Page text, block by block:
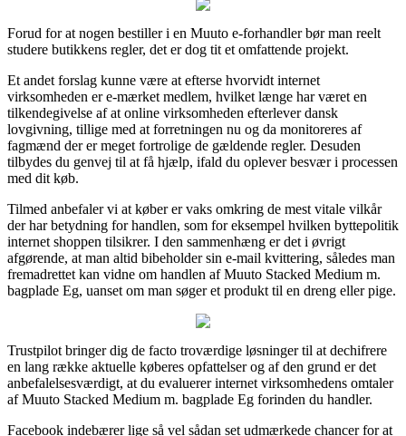
Forud for at nogen bestiller i en Muuto e-forhandler bør man reelt
studere butikkens regler, det er dog tit et omfattende projekt.
Et andet forslag kunne være at efterse hvorvidt internet
virksomheden er e-mærket medlem, hvilket længe har været en
tilkendegivelse af at online virksomheden efterlever dansk
lovgivning, tillige med at forretningen nu og da monitoreres af
fagmænd der er meget fortrolige de gældende regler. Desuden
tilbydes du genvej til at få hjælp, ifald du oplever besvær i processen
med dit køb.
Tilmed anbefaler vi at køber er vaks omkring de mest vitale vilkår
der har betydning for handlen, som for eksempel hvilken byttepolitik
internet shoppen tilsikrer. I den sammenhæng er det i øvrigt
afgørende, at man altid bibeholder sin e-mail kvittering, således man
fremadrettet kan vidne om handlen af Muuto Stacked Medium m.
bagplade Eg, uanset om man søger et produkt til en dreng eller pige.
Trustpilot bringer dig de facto troværdige løsninger til at dechifrere
en lang række aktuelle køberes opfattelser og af den grund er det
anbefalelsesværdigt, at du evaluerer internet virksomhedens omtaler
af Muuto Stacked Medium m. bagplade Eg forinden du handler.
Facebook indebærer lige så vel sådan set udmærkede chancer for at